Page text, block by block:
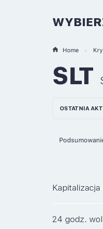
Home
SLT
OSTATNIA
24 godz.